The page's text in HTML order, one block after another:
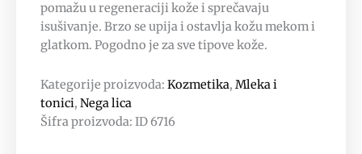
pomažu u regeneraciji kože i sprečavaju
isušivanje. Brzo se upija i ostavlja kožu mekom i
glatkom. Pogodno je za sve tipove kože.
Kategorije proizvoda: Kozmetika, Mleka i
tonici, Nega lica
Šifra proizvoda: ID 6716